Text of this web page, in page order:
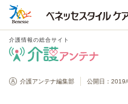
介護情報の総合サイト
介護情報の総合サイト
介護アンテナ編集部 公開日：